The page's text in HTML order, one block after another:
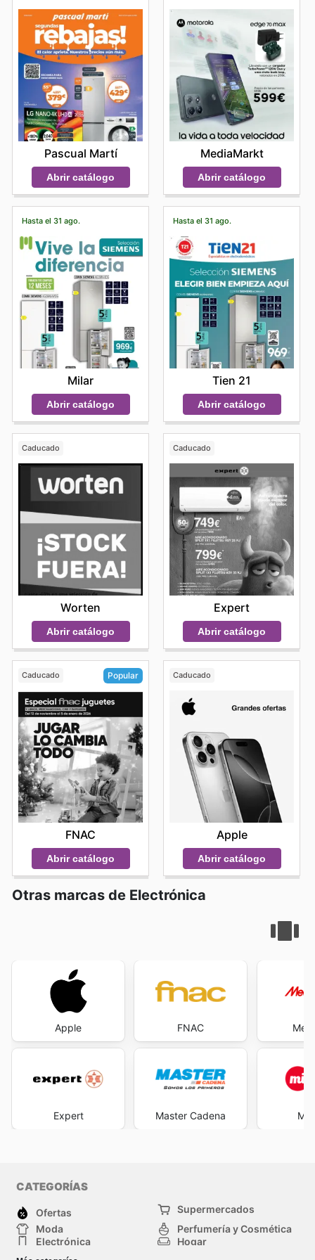
Animan a todos los interesados a explorar sus últimas
ofertas en la web y a mantenerse informados sobre las
novedades y descuentos de temporada.
Find your favorite brands at Yoigo—explore their online
deals today.
Pascual Martí
Abrir catálogo
MediaMarkt
Abrir catálogo
Hasta el 31 ago.
Milar
Abrir catálogo
Hasta el 31 ago.
Tien 21
Abrir catálogo
Caducado
Worten
Abrir catálogo
Caducado
Expert
Abrir catálogo
Caducado Popular
FNAC
Abrir catálogo
Caducado
Apple
Abrir catálogo
Otras marcas de Electrónica
Apple
Expert
FNAC
Master Cadena Mi
CATEGORÍAS
Ofertas
Supermercados
Moda
Perfumería y Cosmética
Electrónica
Hogar
Deporte